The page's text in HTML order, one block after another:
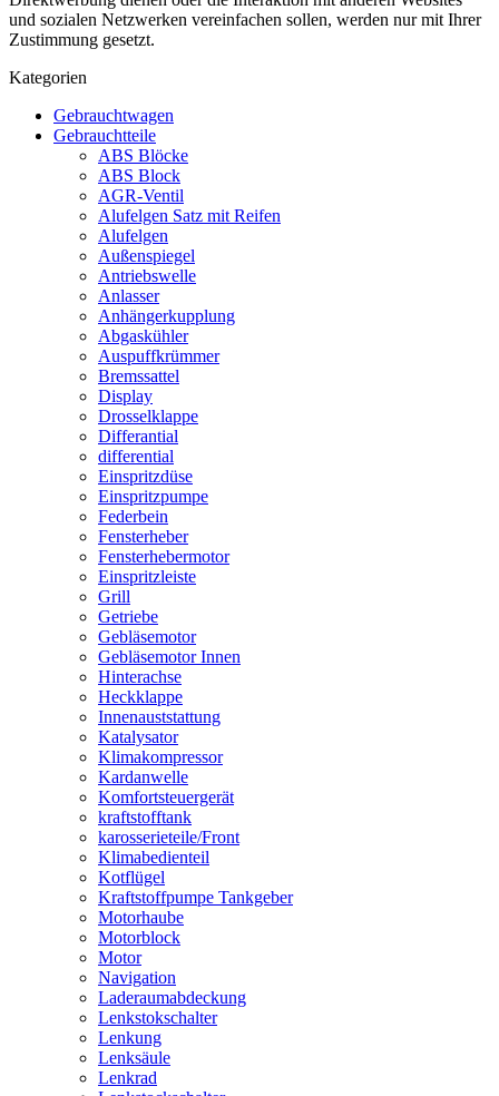
und sozialen Netzwerken vereinfachen sollen, werden nur mit Ihrer
Zustimmung gesetzt.
Kategorien
Gebrauchtwagen
Gebrauchtteile
ABS Blöcke
ABS Block
AGR-Ventil
Alufelgen Satz mit Reifen
Alufelgen
Außenspiegel
Antriebswelle
Anlasser
Anhängerkupplung
Abgaskühler
Auspuffkrümmer
Bremssattel
Display
Drosselklappe
Differantial
differential
Einspritzdüse
Einspritzpumpe
Federbein
Fensterheber
Fensterhebermotor
Einspritzleiste
Grill
Getriebe
Gebläsemotor
Gebläsemotor Innen
Hinterachse
Heckklappe
Innenauststattung
Katalysator
Klimakompressor
Kardanwelle
Komfortsteuergerät
kraftstofftank
karosserieteile/Front
Klimabedienteil
Kotflügel
Kraftstoffpumpe Tankgeber
Motorhaube
Motorblock
Motor
Navigation
Laderaumabdeckung
Lenkstokschalter
Lenkung
Lenksäule
Lenkrad